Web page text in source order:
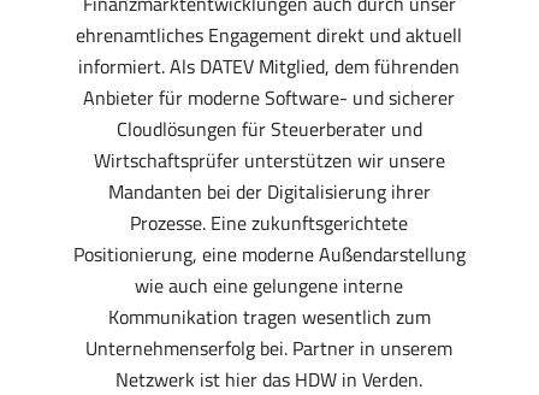
ehrenamtliches Engagement direkt und aktuell
informiert. Als DATEV Mitglied, dem führenden
Anbieter für moderne Software- und sicherer
Cloudlösungen für Steuerberater und
Wirtschaftsprüfer unterstützen wir unsere
Mandanten bei der Digitalisierung ihrer
Prozesse. Eine zukunftsgerichtete
Positionierung, eine moderne Außendarstellung
wie auch eine gelungene interne
Kommunikation tragen wesentlich zum
Unternehmenserfolg bei. Partner in unserem
Netzwerk ist hier das HDW in Verden.